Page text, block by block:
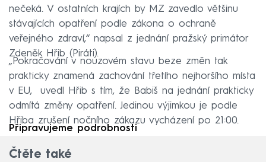
nečeká. V ostatních krajích by MZ zavedlo většinu
stávajících opatření podle zákona o ochraně
veřejného zdraví,“ napsal z jednání pražský primátor
Zdeněk Hřib (Piráti).
„Pokračování v nouzovém stavu beze změn tak
prakticky znamená zachování třetího nejhoršího místa
v EU, uvedl Hřib s tím, že Babiš na jednání prakticky
odmítá změny opatření. Jedinou výjimkou je podle
Hřiba zrušení nočního zákazu vycházení po 21:00.
Připravujeme podrobnosti
Čtěte také